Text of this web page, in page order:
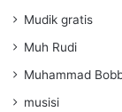
Mudik gratis
Muh Rudi
Muhammad
musisi